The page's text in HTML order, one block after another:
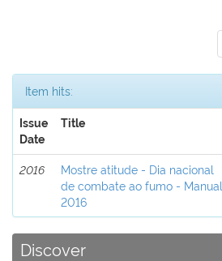
Item hits:
Issue
Date
Title
2016
Mostre atitude - Dia nacional
de combate ao fumo - Manual
2016
Discover